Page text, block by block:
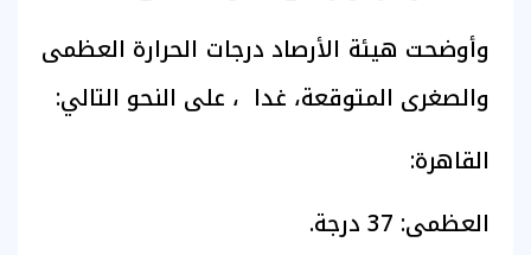
وأوضحت هيئة الأرصاد درجات الحرارة العظمى
والصغرى المتوقعة، غدا ، على النحو التالي:
القاهرة:
​العظمى: 37 درجة.